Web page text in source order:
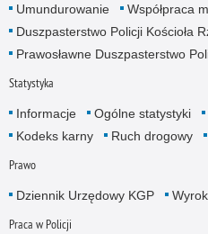
Umundurowanie
Współpraca
Duszpasterstwo Policji Kościoła
Prawosławne Duszpasterstwo
Statystyka
Informacje Ogólne statystyki
Kodeks karny
Ruch drogowy
Prawo
Dziennik Urzędowy KGP
Praca w Policji